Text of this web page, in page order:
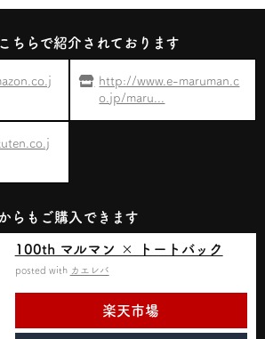
ちらで紹介されております
http://www.e-maruman.c
o.jp/maru...
らもご購入できます
100th マルマン × トートバック
posted with カエレバ
楽天市場